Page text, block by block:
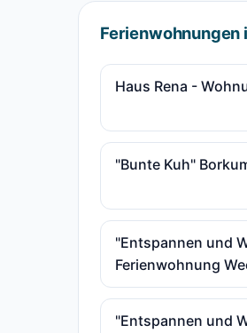
Ferienwohnungen
Haus Rena -
"Bunte Kuh"
"Entspannen und
Ferienwohnung
"Entspannen und